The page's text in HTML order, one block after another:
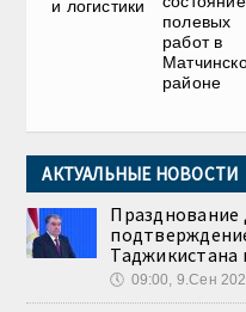
и логистики
полевых
работ в
районе
АКТУАЛЬНЫЕ НОВОСТИ
Празднование
Таджикистана
🕔 09:00, 9.Сен